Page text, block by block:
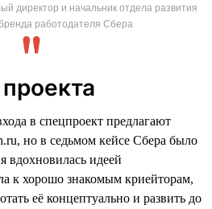
директор и начальник отдела развития
работодателя Сбера
в спецпроект предлагают
но в седьмом кейсе Сбера было
вдохновилась идеей
к хорошо знакомым криейторам,
её концептуально и развить до